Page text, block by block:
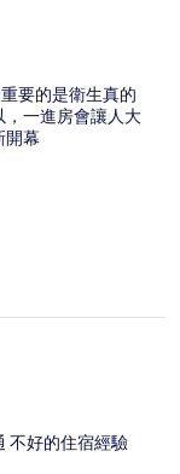
要的是衛生真的
一進房會讓人大
開幕
不好的住宿經驗